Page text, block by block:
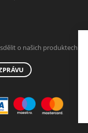
o našich produktech